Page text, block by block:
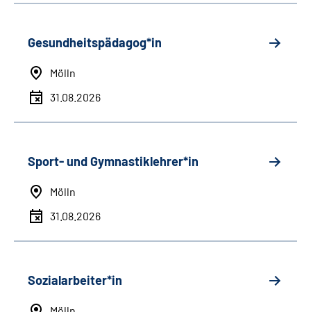
Gesundheitspädagog*in
Mölln
31.08.2026
Sport- und Gymnastiklehrer*in
Mölln
31.08.2026
Sozialarbeiter*in